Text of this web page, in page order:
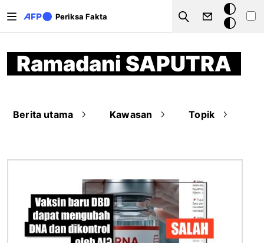
Periksa Fakta
Search
Mode
gelap
Ramadani SAPUTRA
Berita utama Kawasan Topik